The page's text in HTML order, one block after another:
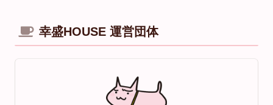
幸盛HOUSE 運営団体